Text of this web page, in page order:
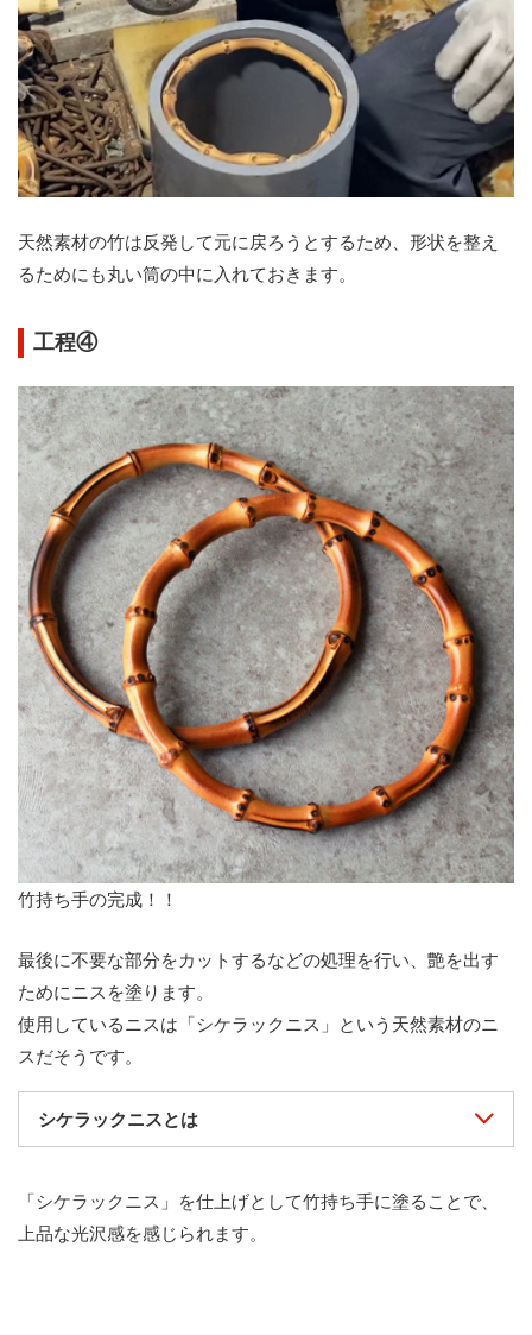
天然素材の竹は反発して元に戻ろうとするため、形状を整え
るためにも丸い筒の中に入れておきます。
工程④
竹持ち手の完成！！
最後に不要な部分をカットするなどの処理を行い、艶を出す
ためにニスを塗ります。
使用しているニスは「シケラックニス」という天然素材のニ
スだそうです。
シケラックニスとは
「シケラックニス」を仕上げとして竹持ち手に塗ることで、
上品な光沢感を感じられます。